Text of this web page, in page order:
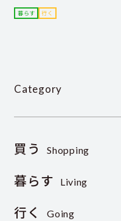
暮らす 行く
Category
買う Shopping
暮らす Living
行く Going